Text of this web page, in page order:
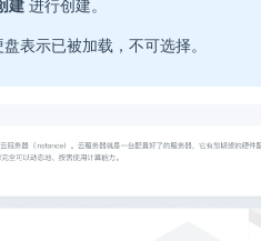
建 进行创建。
表示已被加载，不可选择。